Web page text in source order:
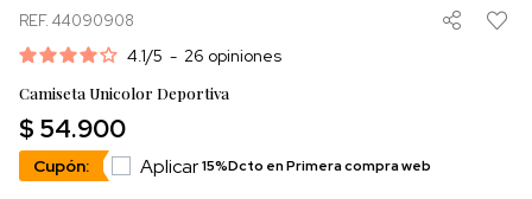
REF. 44090908
4.1/5 - 26 opiniones
Camiseta Unicolor Deportiva
$ 54.900
Cupón: Aplicar15%Dcto en Primera compra web